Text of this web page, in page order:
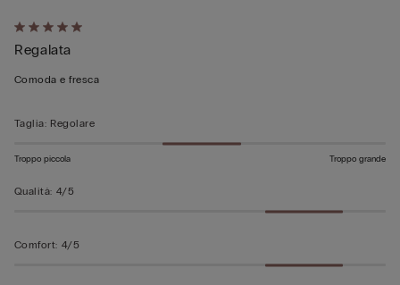
Valutato
5
su
Regalata
Comoda e fresca
Taglia: Regolare
Troppo piccola Troppo grande
Qualità: 4/5
Comfort: 4/5